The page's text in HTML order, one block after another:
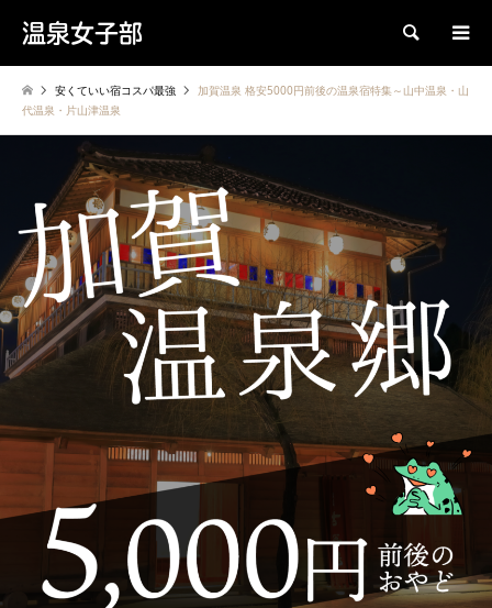
温泉女子部 検索
安くていい宿コスパ最強
加賀温泉 格安5000円前後の温泉宿特集～山中温泉・山
代温泉・片山津温泉